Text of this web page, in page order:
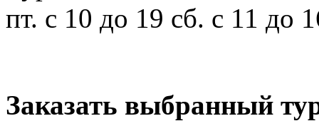
пт. с 10 до 19 сб. с 11 до
Заказать выбранный